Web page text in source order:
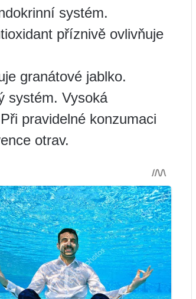
systém.
příznivě ovlivňuje
granátové jablko.
systém. Vysoká
pravidelné konzumaci
otrav.